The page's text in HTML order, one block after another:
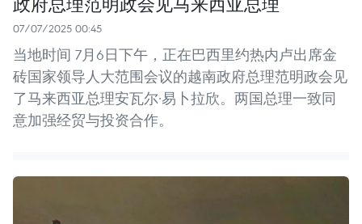
07/07/2025 00:45
当地时间 7月6日下午，正在巴西里约热内卢出席金
砖国家领导人大范围会议的越南政府总理范明政会见
了马来西亚总理安瓦尔·易卜拉欣。两国总理一致同
意加强经贸与投资合作。